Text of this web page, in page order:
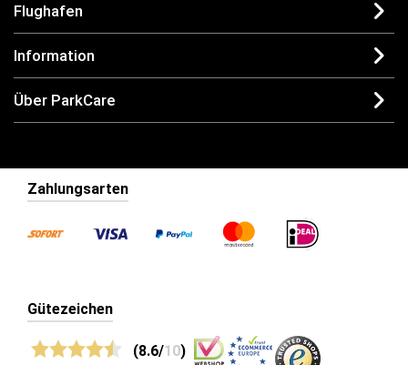
Flughafen
Information
Über ParkCare
Zahlungsarten
Gütezeichen
(8.6/10)